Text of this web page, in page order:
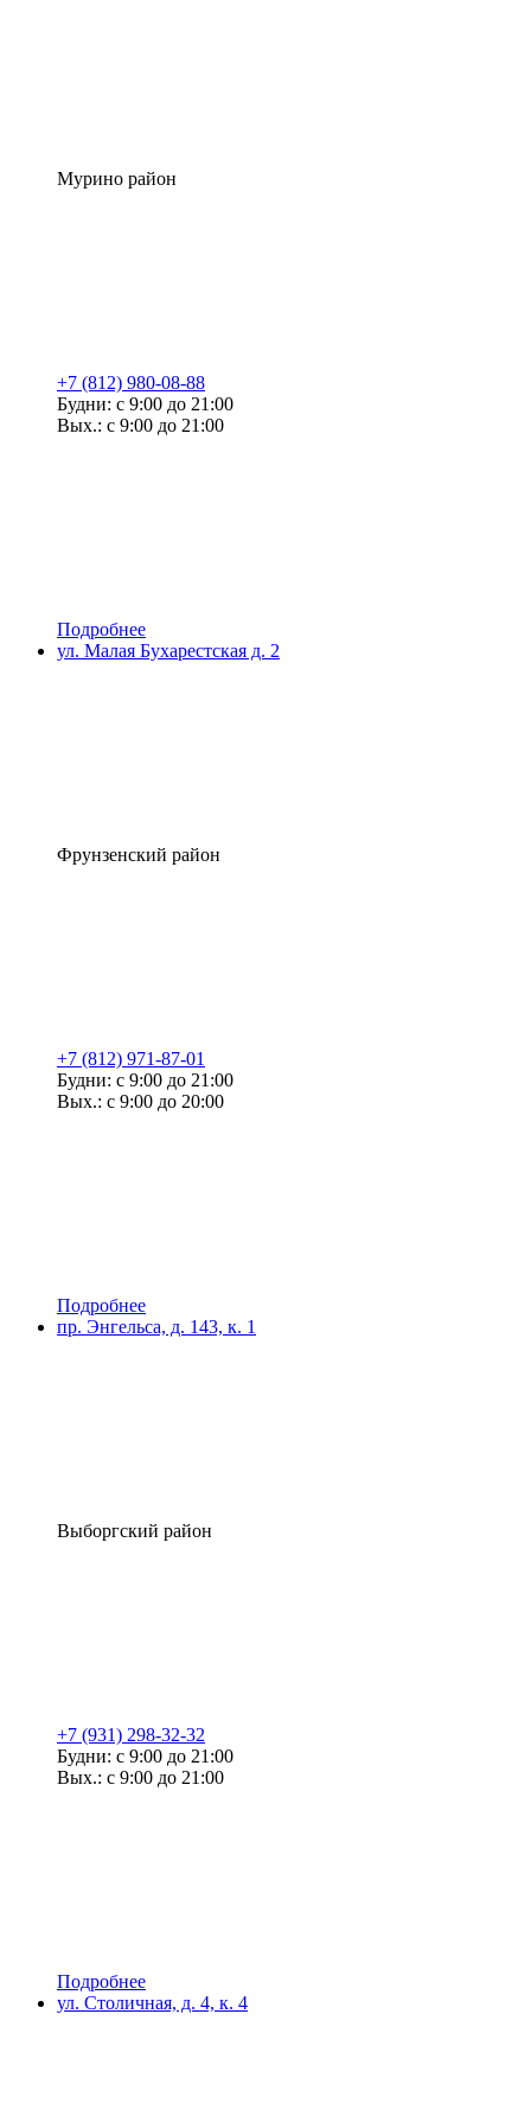
Мурино район
+7 (812) 980-08-88
Будни: с 9:00 до 21:00
Вых.: с 9:00 до 21:00
Подробнее
ул. Малая Бухарестская д. 2
Фрунзенский район
+7 (812) 971-87-01
Будни: с 9:00 до 21:00
Вых.: с 9:00 до 20:00
Подробнее
пр. Энгельса, д. 143, к. 1
Выборгский район
+7 (931) 298-32-32
Будни: с 9:00 до 21:00
Вых.: с 9:00 до 21:00
Подробнее
ул. Столичная, д. 4, к. 4